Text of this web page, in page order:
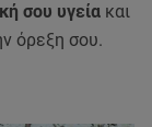
σου υγεία και
όρεξη σου.